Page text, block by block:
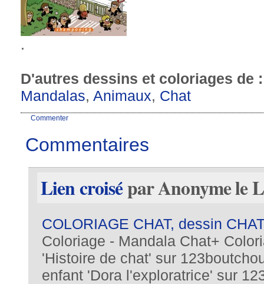
.
D'autres dessins et coloriages de
Mandalas, Animaux, Chat
Commenter
Commentaires
Lien croisépar Anonyme le
COLORIAGE CHAT, dessin
Coloriage - Mandala Chat+
'Histoire de chat' sur
enfant 'Dora l'exploratrice' sur